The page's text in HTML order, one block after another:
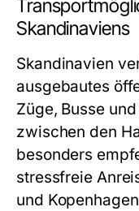
Skandinaviens
Skandinavien
ausgebautes
Züge, Busse
zwischen den
besonders
stressfreie
und